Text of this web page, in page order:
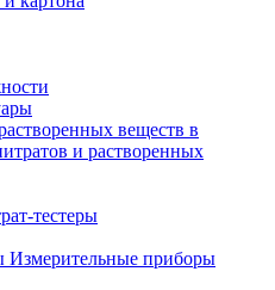
веществ в
и растворенных
тестеры
Измерительные приборы